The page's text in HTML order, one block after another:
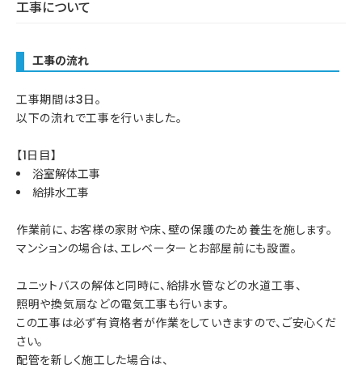
工事について
工事の流れ
工事期間は3日。
以下の流れで工事を行いました。
【1日目】
浴室解体工事
給排水工事
作業前に、お客様の家財や床、壁の保護のため養生を施します。
マンションの場合は、エレベーターとお部屋前にも設置。
ユニットバスの解体と同時に、給排水管などの水道工事、
照明や換気扇などの電気工事も行います。
この工事は必ず有資格者が作業をしていきますので、ご安心くだ
さい。
配管を新しく施工した場合は、